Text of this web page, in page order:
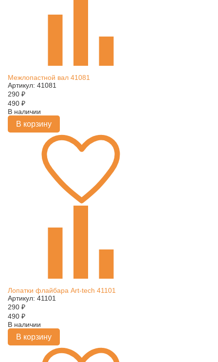
Межлопастной вал 41081
Артикул: 41081
290 ₽
490 ₽
В наличии
В корзину
Лопатки флайбара Art-tech 41101
Артикул: 41101
290 ₽
490 ₽
В наличии
В корзину